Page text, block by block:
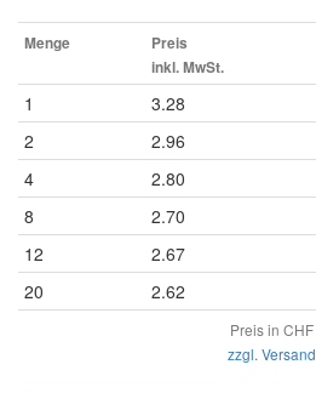
Menge
Preis
inkl. MwSt.
1 3.28
2 2.96
4 2.80
8 2.70
12 2.67
20 2.62
Preis in CHF
zzgl. Versand